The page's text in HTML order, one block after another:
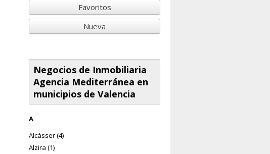
Favoritos
Nueva
Negocios de Inmobiliaria
Agencia Mediterránea en
municipios de Valencia
A
Alcàsser (4)
Alzira (1)